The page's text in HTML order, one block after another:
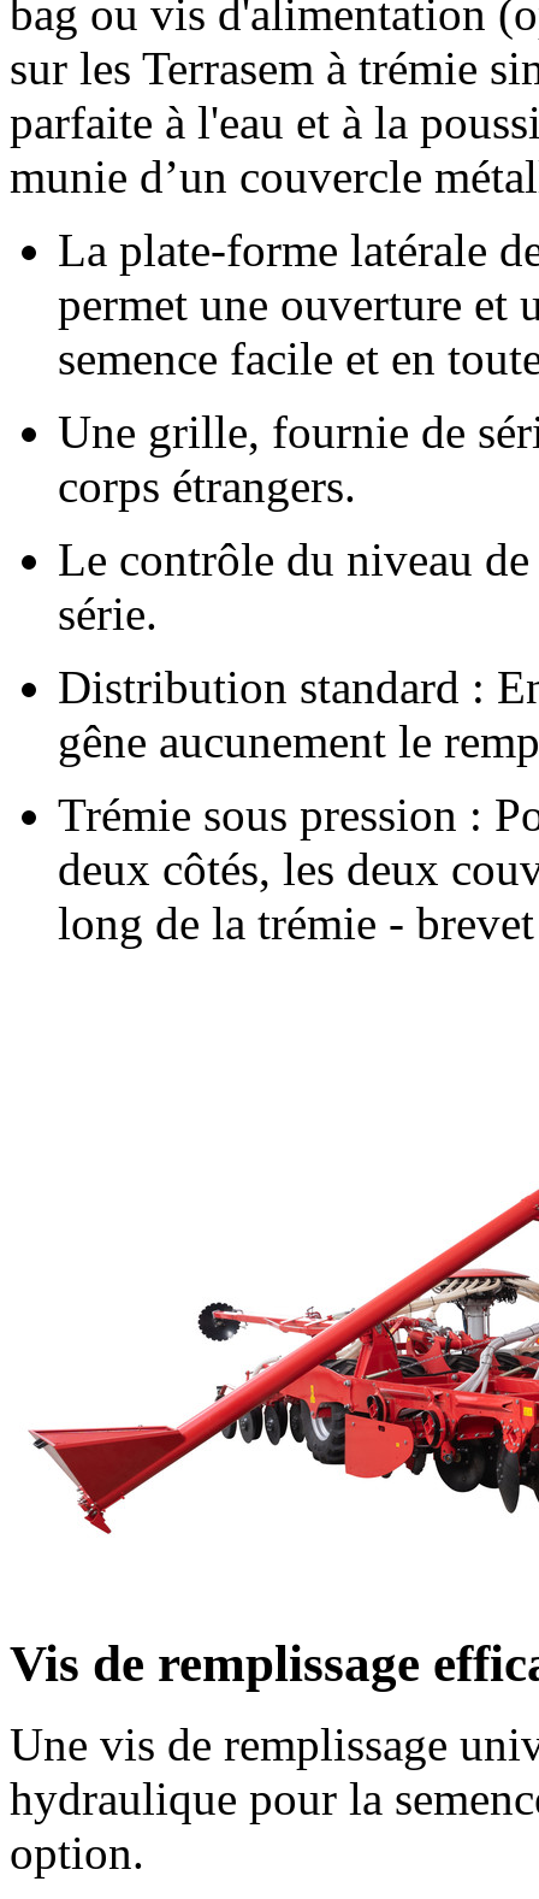
bag ou vis d'alimentation
sur les Terrasem à trémie
parfaite à l'eau et à la
munie d’un couvercle
La plate-forme latérale
permet une ouverture et
semence facile et en
Une grille, fournie de
corps étrangers.
Le contrôle du niveau de
série.
Distribution standard :
gêne aucunement le
Trémie sous pression :
deux côtés, les deux
long de la trémie -
Vis de remplissage
Une vis de remplissage
hydraulique pour la
option.